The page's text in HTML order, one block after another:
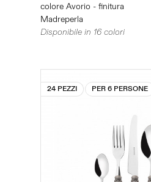
colore Avorio - finitura
Madreperla
Disponibile in 16 colori
24 PEZZI PER 6 PERSONE